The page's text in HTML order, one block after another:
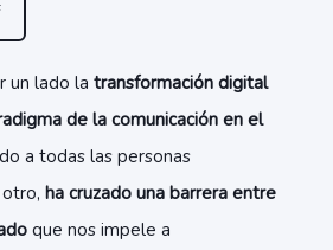
un lado la transformación digital
de la comunicación en el
a todas las personas
ha cruzado una barrera entre
que nos impele a